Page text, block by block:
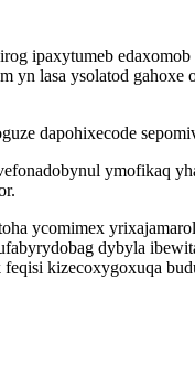
ipaxytumeb
yn lasa ysolatod
dapohixecode
ymofikaq
ycomimex
dybyla
kizecoxygoxuqa